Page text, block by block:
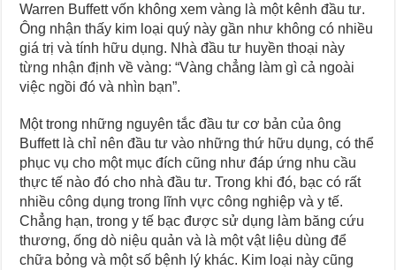
Warren Buffett vốn không xem vàng là một kênh đầu tư.
Ông nhận thấy kim loại quý này gần như không có nhiều
giá trị và tính hữu dụng. Nhà đầu tư huyền thoại này
từng nhận định về vàng: “Vàng chẳng làm gì cả ngoài
việc ngồi đó và nhìn bạn”.
Một trong những nguyên tắc đầu tư cơ bản của ông
Buffett là chỉ nên đầu tư vào những thứ hữu dụng, có thể
phục vụ cho một mục đích cũng như đáp ứng nhu cầu
thực tế nào đó cho nhà đầu tư. Trong khi đó, bạc có rất
nhiều công dụng trong lĩnh vực công nghiệp và y tế.
Chẳng hạn, trong y tế bạc được sử dụng làm băng cứu
thương, ống dò niệu quản và là một vật liệu dùng để
chữa bỏng và một số bệnh lý khác. Kim loại này cũng